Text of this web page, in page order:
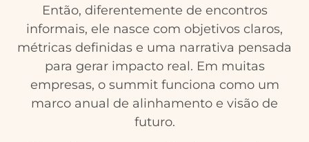
Então, diferentemente de encontros
informais, ele nasce com objetivos claros,
métricas definidas e uma narrativa pensada
para gerar impacto real. Em muitas
empresas, o summit funciona como um
marco anual de alinhamento e visão de
futuro.